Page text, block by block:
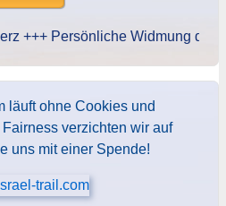
+++ Persönliche Widmung des
läuft ohne Cookies und
verzichten wir auf
uns mit einer Spende!